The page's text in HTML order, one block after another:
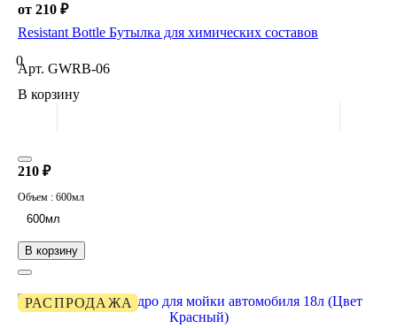
от 210 ₽
Resistant Bottle Бутылка для химических составов
0
Арт. GWRB-06
В корзину
В корзину
210 ₽
Объем : 600мл
600мл
РАСПРОДАЖА